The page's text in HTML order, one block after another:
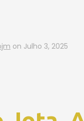
on Julho 3, 2025